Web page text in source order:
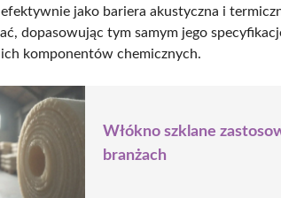
efektywnie jako bariera akustyczna i
dopasowując tym samym jego
komponentów chemicznych.
Włókno szklane
branżach